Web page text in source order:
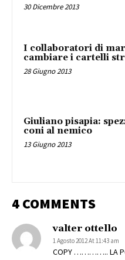
30 Dicembre 2013
I collaboratori di
cambiare i cartelli
28 Giugno 2013
Giuliano pisapia:
coni al nemico
13 Giugno 2013
4 COMMENTS
valter ottello
1 Agosto 2012 At 11:43 am
COPY ………….. LA